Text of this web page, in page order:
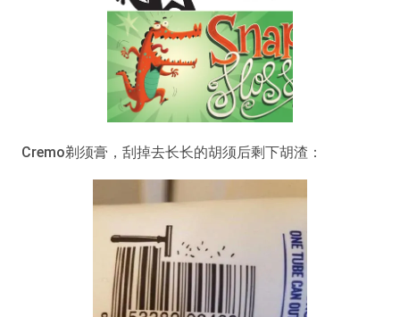
Cremo剃须膏，刮掉去长长的胡须后剩下胡渣：